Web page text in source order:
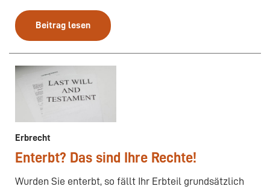
Beitrag lesen
Erbrecht
Enterbt? Das sind Ihre Rechte!
Wurden Sie enterbt, so fällt Ihr Erbteil grundsätzlich